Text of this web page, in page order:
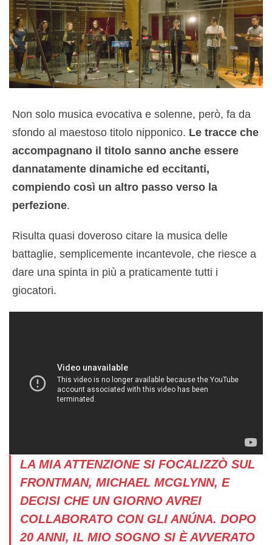
Non solo musica evocativa e solenne, però, fa da
sfondo al maestoso titolo nipponico. Le tracce che
accompagnano il titolo sanno anche essere
dannatamente dinamiche ed eccitanti,
compiendo così un altro passo verso la
perfezione.
Risulta quasi doveroso citare la musica delle
battaglie, semplicemente incantevole, che riesce a
dare una spinta in più a praticamente tutti i
giocatori.
LA MIA ATTENZIONE SI FOCALIZZÒ SUL
FRONTMAN, MICHAEL MCGLYNN, E
DECISI CHE UN GIORNO AVREI
COLLABORATO CON GLI ANÚNA. DOPO
20 ANNI, IL MIO SOGNO SI È AVVERATO